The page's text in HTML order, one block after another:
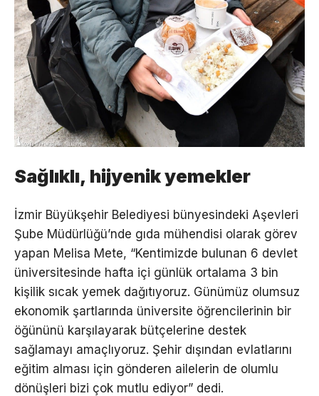
Sağlıklı, hijyenik yemekler
İzmir Büyükşehir Belediyesi bünyesindeki Aşevleri
Şube Müdürlüğü’nde gıda mühendisi olarak görev
yapan Melisa Mete, “Kentimizde bulunan 6 devlet
üniversitesinde hafta içi günlük ortalama 3 bin
kişilik sıcak yemek dağıtıyoruz. Günümüz olumsuz
ekonomik şartlarında üniversite öğrencilerinin bir
öğününü karşılayarak bütçelerine destek
sağlamayı amaçlıyoruz. Şehir dışından evlatlarını
eğitim alması için gönderen ailelerin de olumlu
dönüşleri bizi çok mutlu ediyor” dedi.